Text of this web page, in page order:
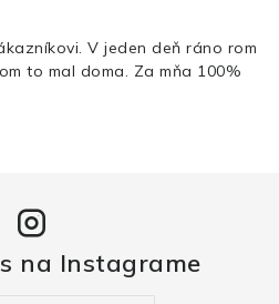
V jeden deň ráno rom
to mal doma. Za mňa 100%
na Instagrame